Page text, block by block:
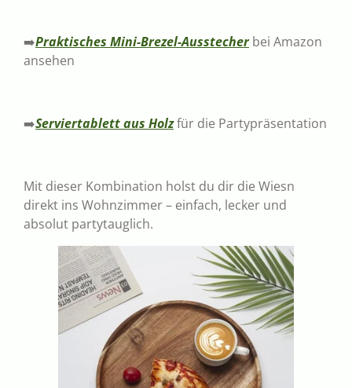
➡️Praktisches Mini-Brezel-Ausstecherbei Amazon
ansehen
➡️Serviertablett aus Holzfür die Partypräsentation
Mit dieser Kombination holst du dir die Wiesn
direkt ins Wohnzimmer – einfach, lecker und
absolut partytauglich.